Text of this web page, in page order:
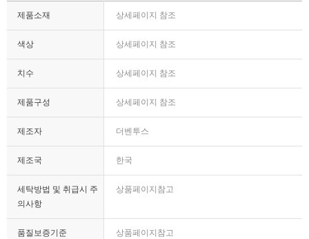
제품소재 상세페이지 참조
색상 상세페이지 참조
치수 상세페이지 참조
제품구성 상세페이지 참조
제조자 더벤투스
제조국 한국
세탁방법 및 취급시 주
의사항
상품페이지참고
품질보증기준 상품페이지참고